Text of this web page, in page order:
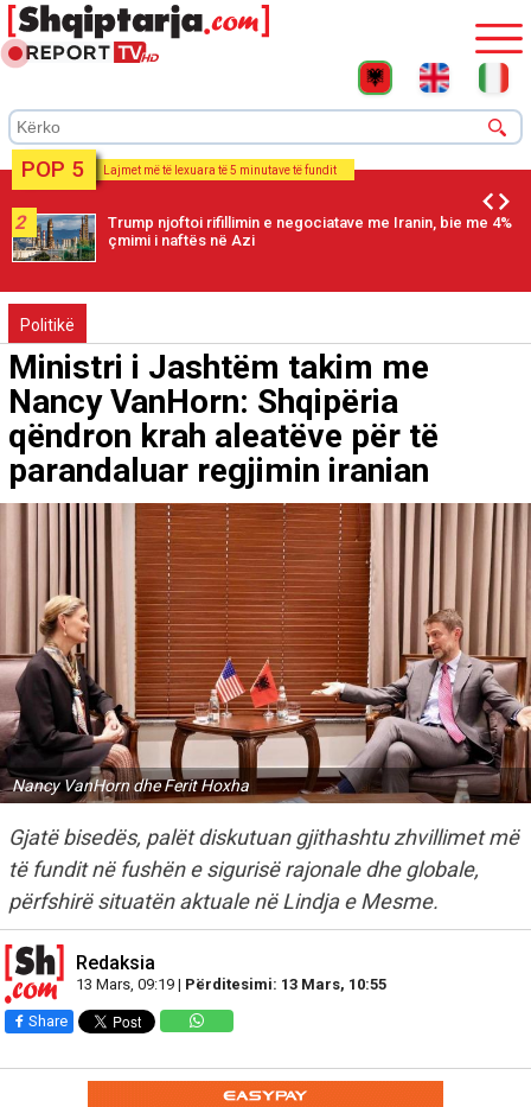
POP 5 Lajmet më të lexuara të 5 minutave të fundit
2
Trump njoftoi rifillimin e negociatave me Iranin, bie me 4%
çmimi i naftës në Azi
Politikë
Ministri i Jashtëm takim me
Nancy VanHorn: Shqipëria
qëndron krah aleatëve për të
parandaluar regjimin iranian
Nancy VanHorn dhe Ferit Hoxha
Gjatë bisedës, palët diskutuan gjithashtu zhvillimet më
të fundit në fushën e sigurisë rajonale dhe globale,
përfshirë situatën aktuale në Lindja e Mesme.
Redaksia
13 Mars, 09:19 | Përditesimi: 13 Mars, 10:55
Share